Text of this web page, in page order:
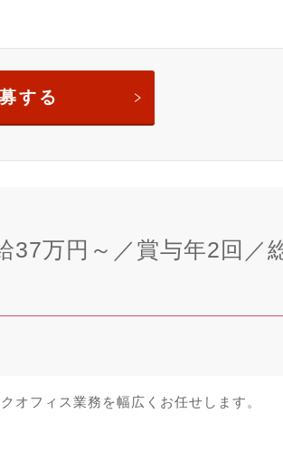
する
37万円～／賞与年2回／
オフィス業務を幅広くお任せします。